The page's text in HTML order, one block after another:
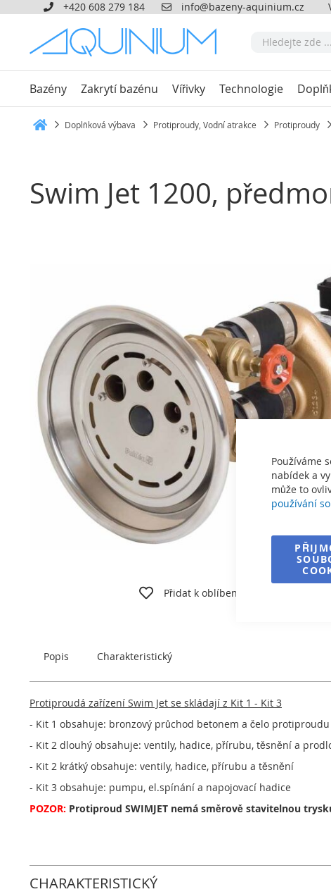
Používáme
nabídek a
může to
používání
+420 608 279 184 info@bazeny-aquinium.cz
Bazény Zakrytí bazénu Vířivky Technologie
Doplňková výbava Protiproudy, Vodní atrakce Protiproudy
Swim Jet 1200,
Přidat k oblíbeným
Popis Charakteristický
Protiproudá zařízení Swim Jet se skládají z Kit 1 - Kit 3
- Kit 1 obsahuje: bronzový průchod betonem a čelo protiproudu
- Kit 2 dlouhý obsahuje: ventily, hadice, přírubu, těsnění a
- Kit 2 krátký obsahuje: ventily, hadice, přírubu a těsnění
- Kit 3 obsahuje: pumpu, el.spínání a napojovací hadice
POZOR: Protiproud SWIMJET nemá směrově stavitelnou
CHARAKTERISTICKÝ